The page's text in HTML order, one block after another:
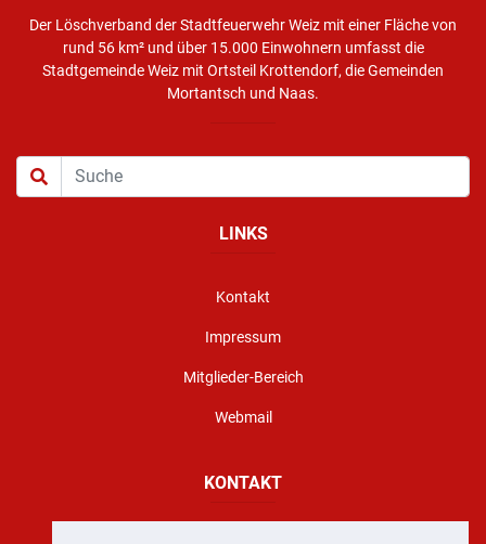
Der Löschverband der Stadtfeuerwehr Weiz mit einer Fläche von
rund 56 km² und über 15.000 Einwohnern umfasst die
Stadtgemeinde Weiz mit Ortsteil Krottendorf, die Gemeinden
Mortantsch und Naas.
LINKS
Kontakt
Impressum
Mitglieder-Bereich
Webmail
KONTAKT